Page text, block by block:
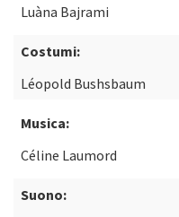
Luàna Bajrami
Costumi:
Léopold Bushsbaum
Musica:
Céline Laumord
Suono: